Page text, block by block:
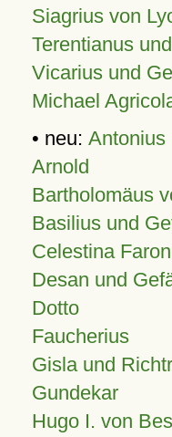
Siagrius von
Terentianus
Vicarius und
Michael
• neu: Antonius
Arnold
Bartholomäus
Basilius und
Celestina Faron
Desan und
Dotto
Faucherius
Gisla und
Gundekar
Hugo I. von